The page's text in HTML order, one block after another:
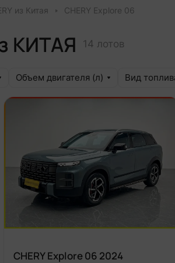
из Китая CHERY Explore 06
КИТАЯ 14 лотов
Объем двигателя (л) Вид
CHERY Explore 06 2024